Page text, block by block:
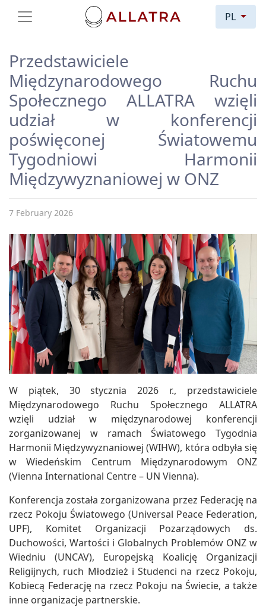
PL
Przedstawiciele
Międzynarodowego Ruchu
Społecznego ALLATRA wzięli
udział w konferencji
poświęconej Światowemu
Tygodniowi Harmonii
Międzywyznaniowej w ONZ
7 February 2026
W piątek, 30 stycznia 2026 r., przedstawiciele
Międzynarodowego Ruchu Społecznego ALLATRA
wzięli udział w międzynarodowej konferencji
zorganizowanej w ramach Światowego Tygodnia
Harmonii Międzywyznaniowej (WIHW), która odbyła się
w Wiedeńskim Centrum Międzynarodowym ONZ
(Vienna International Centre – UN Vienna).
Konferencja została zorganizowana przez Federację na
rzecz Pokoju Światowego (Universal Peace Federation,
UPF), Komitet Organizacji Pozarządowych ds.
Duchowości, Wartości i Globalnych Problemów ONZ w
Wiedniu (UNCAV), Europejską Koalicję Organizacji
Religijnych, ruch Młodzież i Studenci na rzecz Pokoju,
Kobiecą Federację na rzecz Pokoju na Świecie, a także
inne organizacje partnerskie.